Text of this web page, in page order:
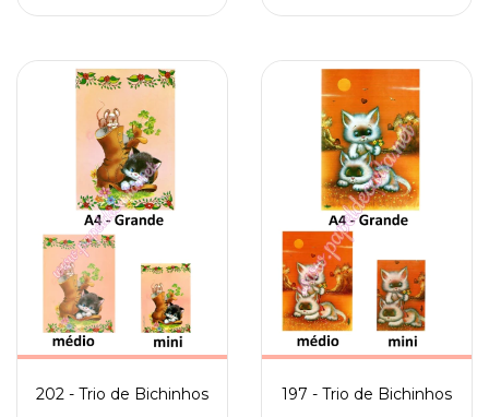
202 - Trio de Bichinhos 197 - Trio de Bichinhos